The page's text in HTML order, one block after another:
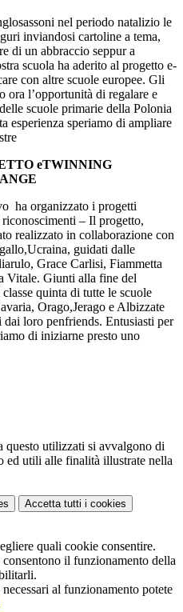
nel periodo natalizio le
inviandosi cartoline a tema,
di un abbraccio seppur a
scuola ha aderito al progetto e-
con altre scuole europee. Gli
ora l’opportunità di regalare e
scuole primarie della Polonia
esperienza speriamo di ampliare
eTWINNING
ha organizzato i progetti
– Il progetto,
realizzato in collaborazione con
guidati dalle
Grace Carlisi, Fiammetta
Vitale. Giunti alla fine del
quinta di tutte le scuole
Orago,Jerago e Albizzate
loro penfriends. Entusiasti per
di iniziarne presto uno
questo utilizzati si avvalgono di
ed utili alle finalità illustrate nella
Accetta tutti i cookies
quali cookie consentire.
il funzionamento della
al funzionamento potete